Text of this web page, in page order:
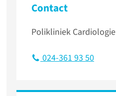
Contact
Polikliniek Cardiologie
024-361 93 50